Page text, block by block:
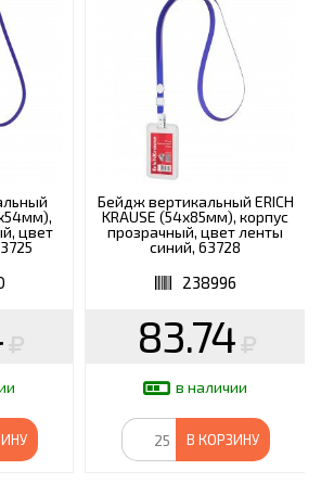
цвет
Бейдж вертикальный ERICH
KRAUSE (54х85мм), корпус
прозрачный, цвет ленты
синий, 63728
238996
83.74
в наличии
В КОРЗИНУ